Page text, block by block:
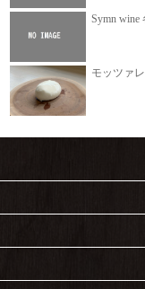
Symn wine
モッツァ